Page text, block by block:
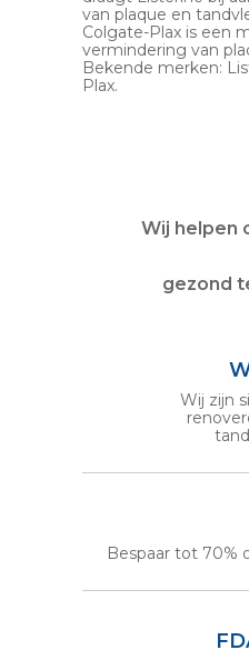
van plaque en
Colgate-Plax is een
vermindering van
Bekende merken:
Plax.
Wij helpen
gezond
Wij zijn
Bespaar tot 70%